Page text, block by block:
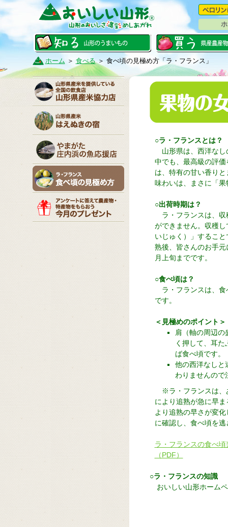
ホーム ＞ 食べる＞ 食べ頃の見極め方「ラ・フランス」
○ラ・フランスとは？
山形県は、西洋なし
中でも、最高級の評
は、特有の甘い香り
味わいは、まさに「
○出荷時期は？
ラ・フランスは、収
ができません。収穫
いじゅく）」するこ
熟後、皆さんのお手
月上旬までです。
○食べ頃は？
ラ・フランスは、食
です。
＜見極めのポイント＞
肩（軸の周辺の
く押して、耳
ば食べ頃です。
他の西洋なしと
わりませんので
※ラ・フランスは、
により追熟が急に早
より追熟の早さが変
に確認し、食べ頃を
ラ・フランスの食べ
（PDF）
○ラ・フランスの知識
おいしい山形ホーム